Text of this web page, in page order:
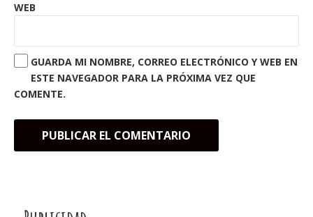
WEB
GUARDA MI NOMBRE, CORREO ELECTRÓNICO Y WEB EN
ESTE NAVEGADOR PARA LA PRÓXIMA VEZ QUE
COMENTE.